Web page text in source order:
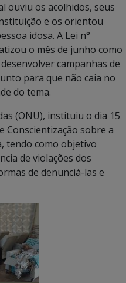
ouviu os acolhidos, seus
e os orientou
idosa. A Lei n°
o mês de junho como
campanhas de
para que não caia no
do tema.
(ONU), instituiu o dia 15
Conscientização sobre a
tendo como objetivo
de violações dos
de denunciá-las e